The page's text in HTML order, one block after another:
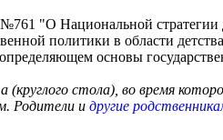
"О Национальной стратегии
политики в области
основы
(круглого стола), во время
Родители и другие